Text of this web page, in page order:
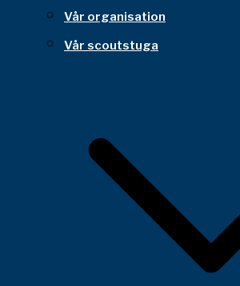
Vår organisation
Vår scoutstuga